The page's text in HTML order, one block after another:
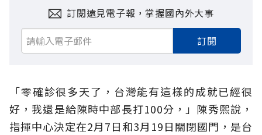
訂閱遠見電子報，掌握國內外大事
訂閱
「零確診很多天了，台灣能有這樣的成就已經很
好，我還是給陳時中部長打100分，」陳秀熙說，
指揮中心決定在2月7日和3月19日關閉國門，是台